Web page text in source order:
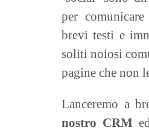
per
brevi testi e
soliti noiosi
pagine che non
Lanceremo a
nostro CRM